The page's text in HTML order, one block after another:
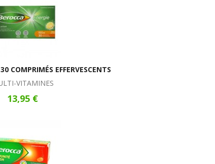
COMPRIMÉS EFFERVESCENTS
VITAMINES
13,95 €